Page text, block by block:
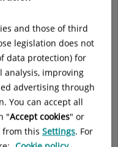
and those of third
legislation does not
data protection) for
analysis, improving
advertising through
You can accept all
"Accept cookies" or
this Settings. For